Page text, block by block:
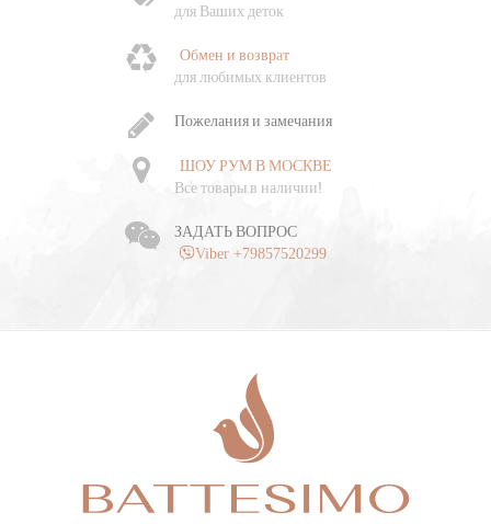
для Ваших деток
Обмен и возврат
для любимых клиентов
Пожелания и замечания
ШОУ РУМ В МОСКВЕ
Все товары в наличии!
ЗАДАТЬ ВОПРОС
Viber +79857520299